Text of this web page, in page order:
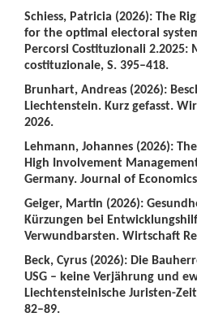
Schiess, Patricia (2026): The
for the optimal electoral
Percorsi Costituzionali 2.2025:
costituzionale, S. 395–418.
Brunhart, Andreas (2026):
Liechtenstein. Kurz gefasst.
2026.
Lehmann, Johannes (2026):
High Involvement
Germany. Journal of
Geiger, Martin (2026):
Kürzungen bei
Verwundbarsten. Wirtschaft
Beck, Cyrus (2026): Die
USG – keine Verjährung und
Liechtensteinische Juristen-
82–89.